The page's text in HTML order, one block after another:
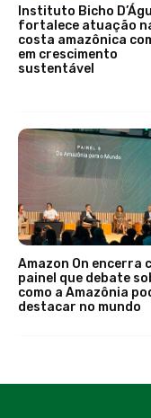
Instituto Bicho
fortalece atuação
costa amazônica
em crescimento
sustentável
Amazon On encerra
painel que debate
como a Amazônia
destacar no mundo